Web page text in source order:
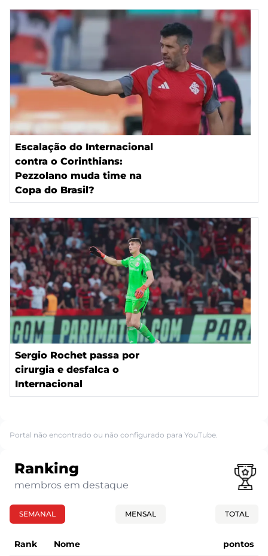
Escalação do Internacional
contra o Corinthians:
Pezzolano muda time na
Copa do Brasil?
Sergio Rochet passa por
cirurgia e desfalca o
Internacional
Portal não encontrado ou não configurado para YouTube.
Ranking
membros em destaque
SEMANAL MENSAL TOTAL
Rank Nome pontos